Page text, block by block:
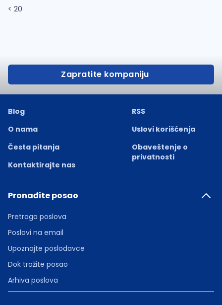
< 20
Zapratite kompaniju
Blog
O nama
Česta pitanja
Kontaktirajte nas
RSS
Uslovi korišćenja
Obaveštenje o
privatnosti
Pronađite posao
Pretraga poslova
Poslovi na email
Upoznajte poslodavce
Dok tražite posao
Arhiva poslova